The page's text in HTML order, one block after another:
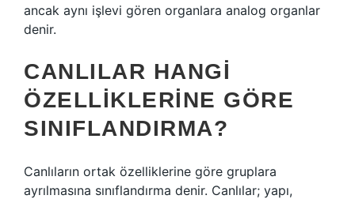
ancak aynı işlevi gören organlara analog organlar
denir.
CANLILAR HANGI
ÖZELLIKLERINE GÖRE
SINIFLANDIRMA?
Canlıların ortak özelliklerine göre gruplara
ayrılmasına sınıflandırma denir. Canlılar; yapı,